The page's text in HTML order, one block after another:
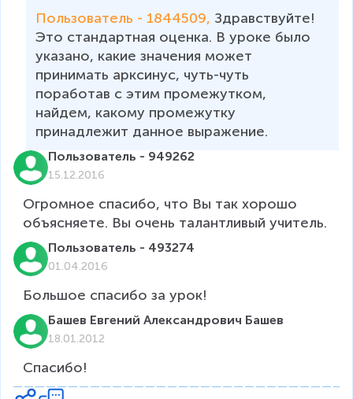
Пользователь - 1844509, Здравствуйте!
Это стандартная оценка. В уроке было
указано, какие значения может
принимать арксинус, чуть-чуть
поработав с этим промежутком,
найдем, какому промежутку
принадлежит данное выражение.
Пользователь - 949262
15.12.2016
Огромное спасибо, что Вы так хорошо
объясняете. Вы очень талантливый учитель.
Пользователь - 493274
01.04.2016
Большое спасибо за урок!
Башев Евгений Александрович Башев
18.01.2012
Спасибо!